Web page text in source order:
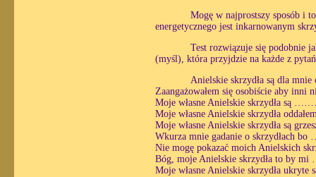
Mogę w najprostszy sposób i
energetycznego jest inkarnowanym
Test rozwiązuje się podobnie
(myśl), która przyjdzie na każde z
Anielskie skrzydła są dla
Zaangażowałem się osobiście aby
Moje własne Anielskie skrzydła są
Moje własne Anielskie skrzydła
Moje własne Anielskie skrzydła są
Wkurza mnie gadanie o skrzydłach
Nie mogę pokazać moich Anielskich
Bóg, moje Anielskie skrzydła to by
Moje własne Anielskie skrzydła